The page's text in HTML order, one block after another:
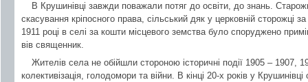
В Крушинівці завжди поважали потяг до освіти, до знань.
скасування кріпосного права, сільський дяк у церковній сторожці
1911 році в селі за кошти місцевого земства було споруджено
вів священник.
Жителів села не обійшли стороною історичні події 1905 – 1907,
колективізація, голодомори та війни. В кінці 20-х років у